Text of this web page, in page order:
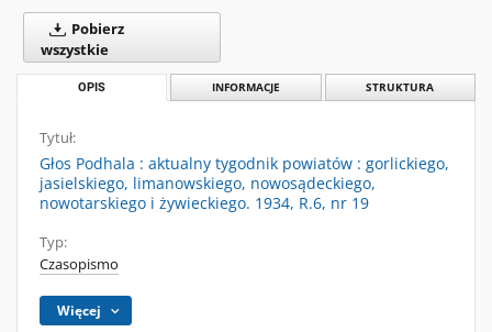
Pobierz
wszystkie
OPIS INFORMACJE STRUKTURA
Tytuł:
Głos Podhala : aktualny tygodnik powiatów : gorlickiego,
jasielskiego, limanowskiego, nowosądeckiego,
nowotarskiego i żywieckiego. 1934, R.6, nr 19
Typ:
Czasopismo
Więcej